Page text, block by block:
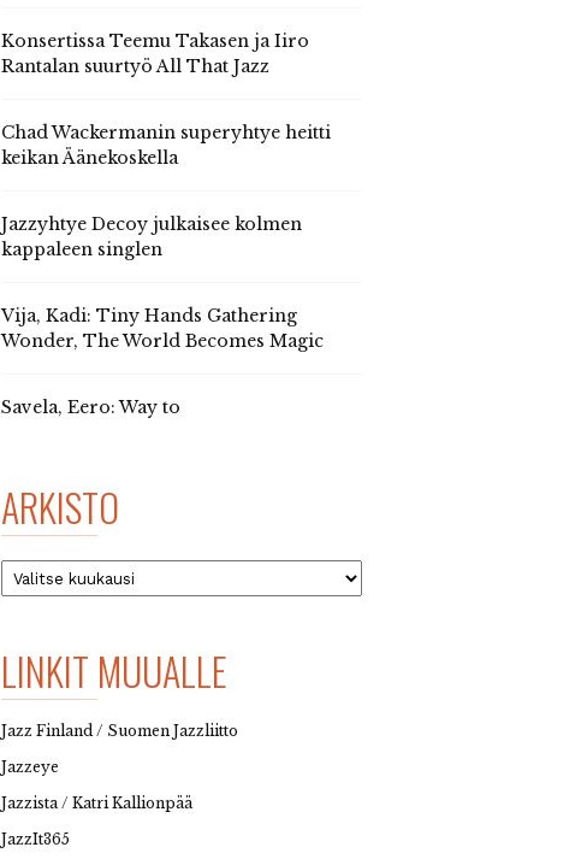
Konsertissa Teemu Takasen ja Iiro
Rantalan suurtyö All That Jazz
Chad Wackermanin superyhtye heitti
keikan Äänekoskella
Jazzyhtye Decoy julkaisee kolmen
kappaleen singlen
Vija, Kadi: Tiny Hands Gathering
Wonder, The World Becomes Magic
Savela, Eero: Way to
ARKISTO
Arkisto
LINKIT MUUALLE
Jazz Finland / Suomen Jazzliitto
Jazzeye
Jazzista / Katri Kallionpää
JazzIt365